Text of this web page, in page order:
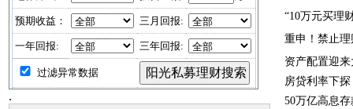
.
“10万元买理
重申 ！ 禁止理
资产配置迎
房贷利率下
50万亿高息存